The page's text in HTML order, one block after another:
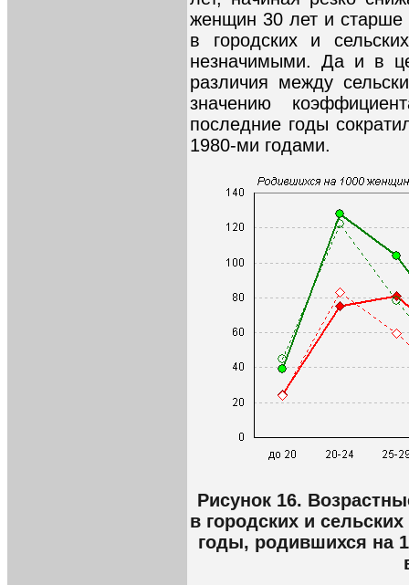
женщин 30 лет и старше
в городских и
незначимыми. Да и в
различия между
значению
последние годы
1980-ми годами.
Рисунок 16.
в городских и
годы, родившихся на